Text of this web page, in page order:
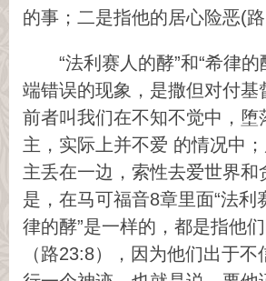
的事；二是指他的居心险恶(路
“法利赛人的酵”和“希律
端错误的现象，是撒但对付基
前者叫我们在不知不觉中，堕
主，实际上并不爱 的情况中
主丢在一边，索性去爱世界和
是，在马可福音8章里面“法利
律的酵”是一样的，都是指他
（路23:8），因为他们出于